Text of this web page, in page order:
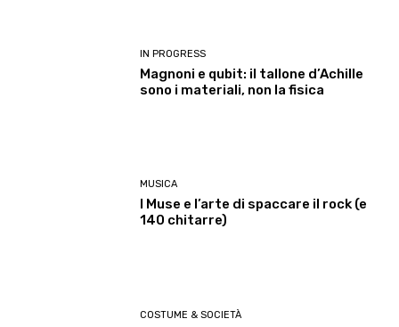
IN PROGRESS
Magnoni e qubit: il tallone d’Achille
sono i materiali, non la fisica
MUSICA
I Muse e l’arte di spaccare il rock (e
140 chitarre)
COSTUME & SOCIETÀ